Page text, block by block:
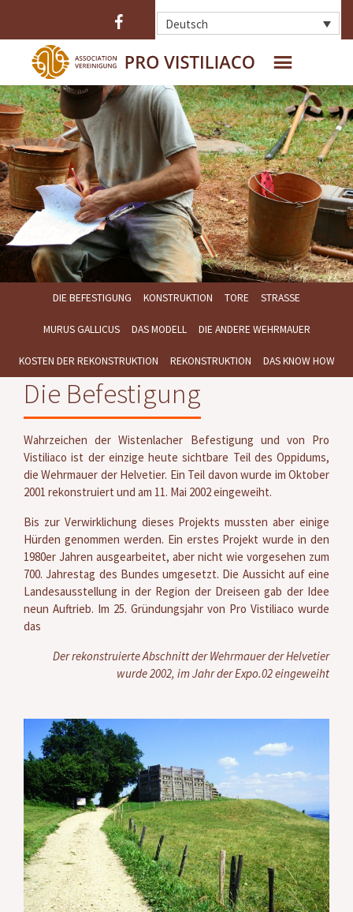
Deutsch
HOME
WER SIND WIR ?
DAS OPPIDUM
DIE AUSGRABUNGEN
DIE BEFESTIGUNG
DIE FUNDE
DIE BEFESTIGUNG KONSTRUKTION TORE STRASSE
MURUS GALLICUS DAS MODELL DIE ANDERE WEHRMAUER
KOSTEN DER REKONSTRUKTION REKONSTRUKTION DAS KNOW HOW
Die Befestigung
Wahrzeichen der Wistenlacher Befestigung und von Pro
Vistiliaco ist der einzige heute sichtbare Teil des Oppidums,
die Wehrmauer der Helvetier. Ein Teil davon wurde im Oktober
2001 rekonstruiert und am 11. Mai 2002 eingeweiht.
Bis zur Verwirklichung dieses Projekts mussten aber einige
Hürden genommen werden. Ein erstes Projekt wurde in den
1980er Jahren ausgearbeitet, aber nicht wie vorgesehen zum
700. Jahrestag des Bundes umgesetzt. Die Aussicht auf eine
Landesausstellung in der Region der Dreiseen gab der Idee
neun Auftrieb. Im 25. Gründungsjahr von Pro Vistiliaco wurde
das
Der rekonstruierte Abschnitt der Wehrmauer der Helvetier
wurde 2002, im Jahr der Expo.02 eingeweiht